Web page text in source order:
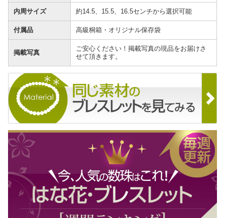
内周サイズ 約14.5、15.5、16.5センチから選択可能
付属品 高級桐箱・オリジナル保存袋
掲載写真
ご安心ください！掲載写真の現品をお届けさ
せて頂きます。